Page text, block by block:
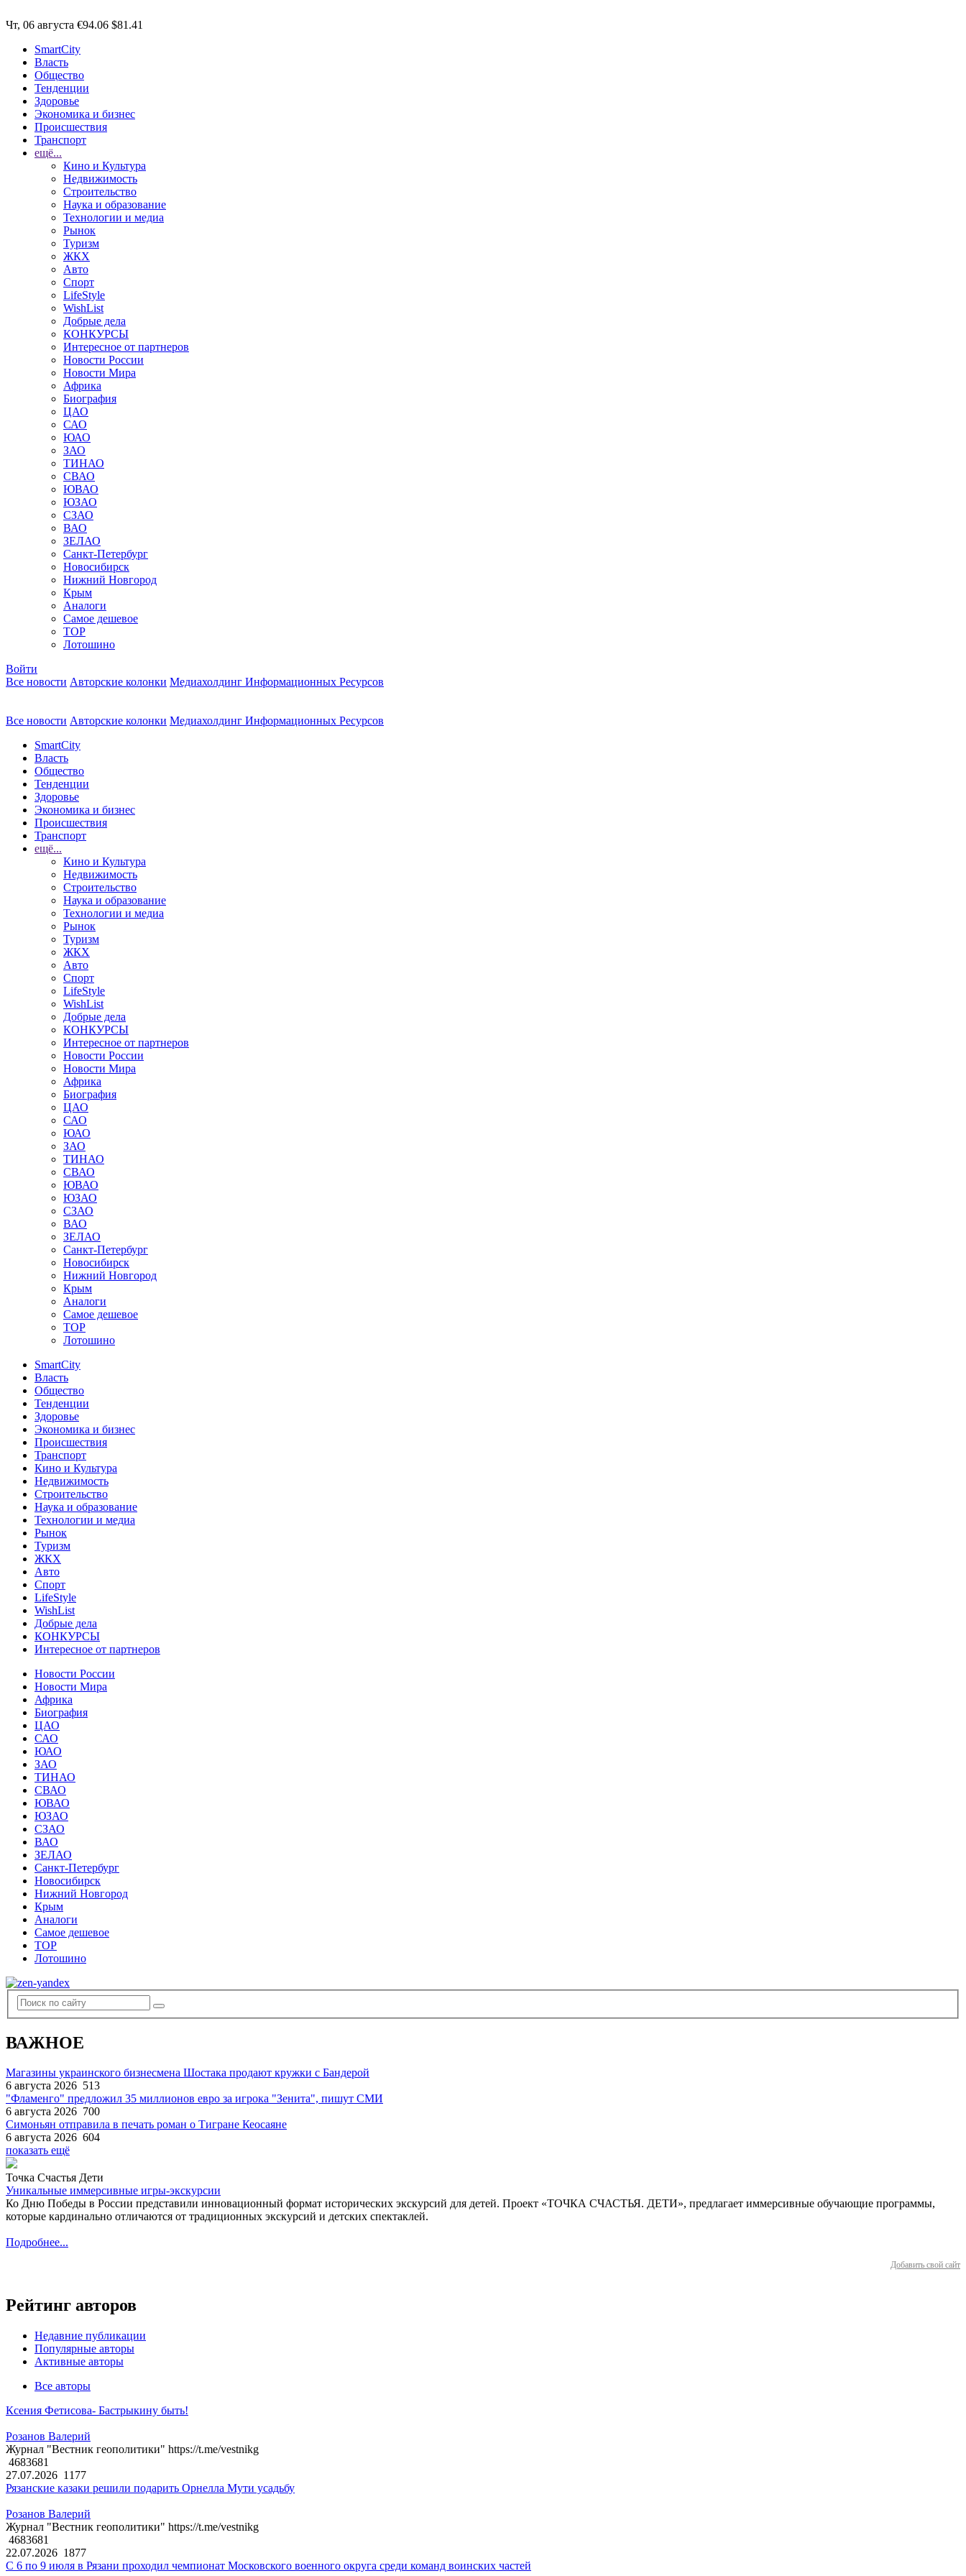
Чт, 06 августа €94.06 $81.41
SmartCity
Власть
Общество
Тенденции
Здоровье
Экономика и бизнес
Происшествия
Транспорт
ещё...
Кино и Культура
Недвижимость
Строительство
Наука и образование
Технологии и медиа
Рынок
Туризм
ЖКХ
Авто
Спорт
LifeStyle
WishList
Добрые дела
КОНКУРСЫ
Интересное от партнеров
Новости России
Новости Мира
Африка
Биография
ЦАО
САО
ЮАО
ЗАО
ТИНАО
СВАО
ЮВАО
ЮЗАО
СЗАО
ВАО
ЗЕЛАО
Санкт-Петербург
Новосибирск
Нижний Новгород
Крым
Аналоги
Самое дешевое
TOP
Лотошино
Войти
Все новости Авторские колонки Медиахолдинг Информационных Ресурсов
Все новости Авторские колонки Медиахолдинг Информационных Ресурсов
SmartCity
Власть
Общество
Тенденции
Здоровье
Экономика и бизнес
Происшествия
Транспорт
ещё...
Кино и Культура
Недвижимость
Строительство
Наука и образование
Технологии и медиа
Рынок
Туризм
ЖКХ
Авто
Спорт
LifeStyle
WishList
Добрые дела
КОНКУРСЫ
Интересное от партнеров
Новости России
Новости Мира
Африка
Биография
ЦАО
САО
ЮАО
ЗАО
ТИНАО
СВАО
ЮВАО
ЮЗАО
СЗАО
ВАО
ЗЕЛАО
Санкт-Петербург
Новосибирск
Нижний Новгород
Крым
Аналоги
Самое дешевое
TOP
Лотошино
SmartCity
Власть
Общество
Тенденции
Здоровье
Экономика и бизнес
Происшествия
Транспорт
Кино и Культура
Недвижимость
Строительство
Наука и образование
Технологии и медиа
Рынок
Туризм
ЖКХ
Авто
Спорт
LifeStyle
WishList
Добрые дела
КОНКУРСЫ
Интересное от партнеров
Новости России
Новости Мира
Африка
Биография
ЦАО
САО
ЮАО
ЗАО
ТИНАО
СВАО
ЮВАО
ЮЗАО
СЗАО
ВАО
ЗЕЛАО
Санкт-Петербург
Новосибирск
Нижний Новгород
Крым
Аналоги
Самое дешевое
TOP
Лотошино
ВАЖНОЕ
Магазины украинского бизнесмена Шостака продают кружки с Бандерой
6 августа 2026 513
"Фламенго" предложил 35 миллионов евро за игрока "Зенита", пишут СМИ
6 августа 2026 700
Симоньян отправила в печать роман о Тигране Кеосаяне
6 августа 2026 604
показать ещё
Точка Счастья Дети
Уникальные иммерсивные игры-экскурсии
Ко Дню Победы в России представили инновационный формат исторических экскурсий для детей. Проект «ТОЧКА СЧАСТЬЯ. ДЕТИ», предлагает иммерсивные обучающие программы,
которые кардинально отличаются от традиционных экскурсий и детских спектаклей.
Подробнее...
Добавить свой сайт
Рейтинг авторов
Недавние публикации
Популярные авторы
Активные авторы
Все авторы
Ксения Фетисова- Бастрыкину быть!
Розанов Валерий
Журнал "Вестник геополитики" https://t.me/vestnikg
4683681
27.07.2026 1177
Рязанские казаки решили подарить Орнелла Мути усадьбу
Розанов Валерий
Журнал "Вестник геополитики" https://t.me/vestnikg
4683681
22.07.2026 1877
С 6 по 9 июля в Рязани проходил чемпионат Московского военного округа среди команд воинских частей